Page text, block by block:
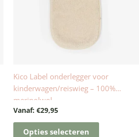
Kico Label onderlegger voor
kinderwagen/reiswieg – 100%
merinolwol
Vanaf: €29,95
Opties selecteren
gekozen